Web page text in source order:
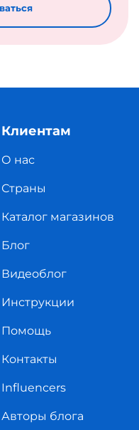
Клиентам
О нас
Страны
Каталог магазинов
Блог
Видеоблог
Инструкции
Помощь
Контакты
Influencers
Авторы блога